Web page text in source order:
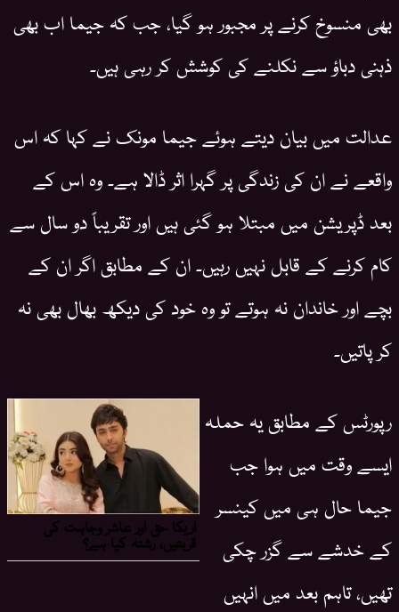
بھی منسوخ کرنے پر مجبور ہو گیا، جب کہ جیما اب بھی
ذہنی دباؤ سے نکلنے کی کوشش کر رہی ہیں۔
عدالت میں بیان دیتے ہوئے جیما مونک نے کہا کہ اس
واقعے نے ان کی زندگی پر گہرا اثر ڈالا ہے۔ وہ اس کے
بعد ڈپریشن میں مبتلا ہو گئی ہیں اور تقریباً دو سال سے
کام کرنے کے قابل نہیں رہیں۔ ان کے مطابق اگر ان کے
بچے اور خاندان نہ ہوتے تو وہ خود کی دیکھ بھال بھی نہ
کر پاتیں۔
رپورٹس کے مطابق یہ حملہ
ایسے وقت میں ہوا جب
جیما حال ہی میں کینسر
کے خدشے سے گزر چکی
تھیں، تاہم بعد میں انہیں